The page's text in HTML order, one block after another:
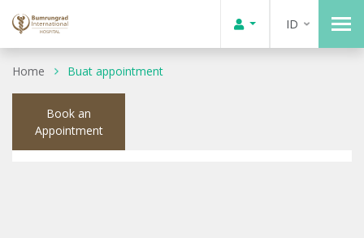
ID
Home Buat appointment
Book an
Appointment